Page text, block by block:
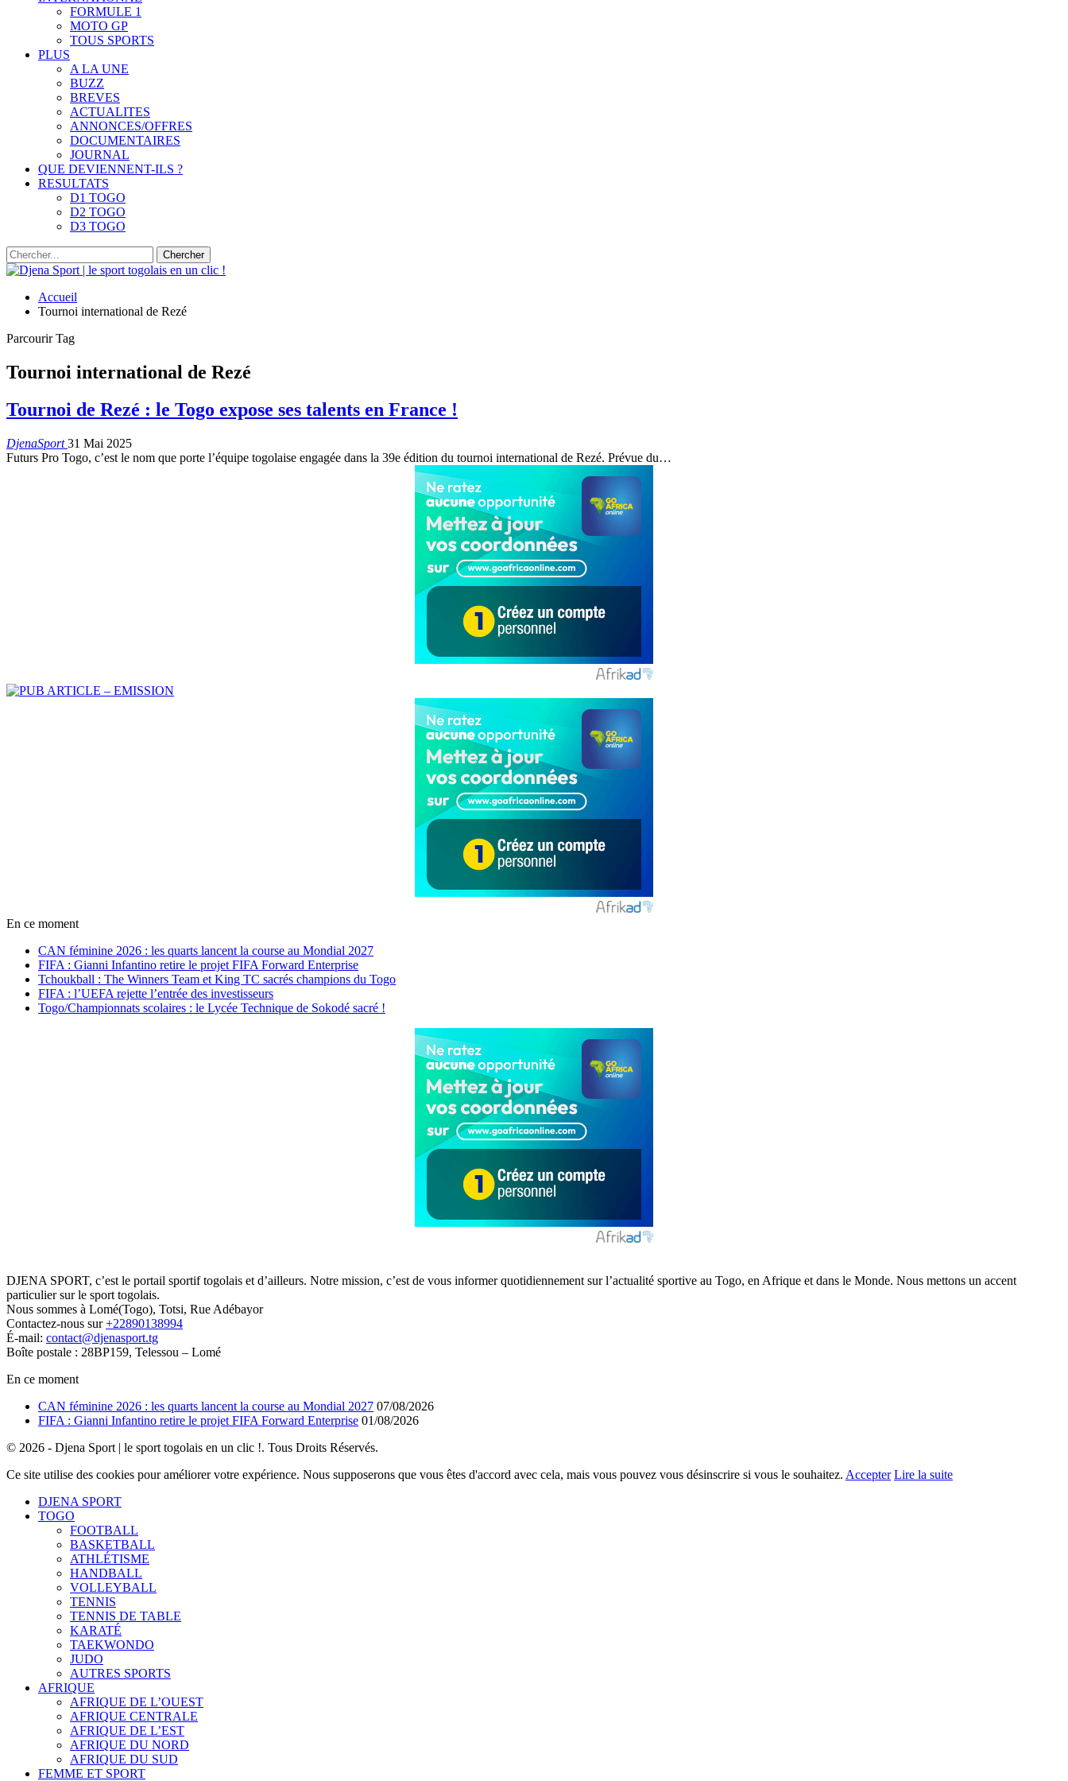
FORMULE 1
MOTO GP
TOUS SPORTS
PLUS
A LA UNE
BUZZ
BREVES
ACTUALITES
ANNONCES/OFFRES
DOCUMENTAIRES
JOURNAL
QUE DEVIENNENT-ILS ?
RESULTATS
D1 TOGO
D2 TOGO
D3 TOGO
Accueil
Tournoi international de Rezé
Parcourir Tag
Tournoi international de Rezé
Tournoi de Rezé : le Togo expose ses talents en France !
DjenaSport31 Mai 2025
Futurs Pro Togo, c’est le nom que porte l’équipe togolaise engagée dans la 39e édition du tournoi international de Rezé. Prévue du…
En ce moment
CAN féminine 2026 : les quarts lancent la course au Mondial 2027
FIFA : Gianni Infantino retire le projet FIFA Forward Enterprise
Tchoukball : The Winners Team et King TC sacrés champions du Togo
FIFA : l’UEFA rejette l’entrée des investisseurs
Togo/Championnats scolaires : le Lycée Technique de Sokodé sacré !
DJENA SPORT, c’est le portail sportif togolais et d’ailleurs. Notre mission, c’est de vous informer quotidiennement sur l’actualité sportive au Togo, en Afrique et dans le Monde. Nous mettons un accent
particulier sur le sport togolais.
Nous sommes à Lomé(Togo), Totsi, Rue Adébayor
Contactez-nous sur+22890138994
É-mail: contact@djenasport.tg
Boîte postale : 28BP159, Telessou – Lomé
En ce moment
CAN féminine 2026 : les quarts lancent la course au Mondial 2027 07/08/2026
FIFA : Gianni Infantino retire le projet FIFA Forward Enterprise 01/08/2026
© 2026 - Djena Sport | le sport togolais en un clic !. Tous Droits Réservés.
Ce site utilise des cookies pour améliorer votre expérience. Nous supposerons que vous êtes d'accord avec cela, mais vous pouvez vous désinscrire si vous le souhaitez. Accepter Lire la suite
DJENA SPORT
TOGO
FOOTBALL
BASKETBALL
ATHLÉTISME
HANDBALL
VOLLEYBALL
TENNIS
TENNIS DE TABLE
KARATÉ
TAEKWONDO
JUDO
AUTRES SPORTS
AFRIQUE
AFRIQUE DE L’OUEST
AFRIQUE CENTRALE
AFRIQUE DE L’EST
AFRIQUE DU NORD
AFRIQUE DU SUD
FEMME ET SPORT